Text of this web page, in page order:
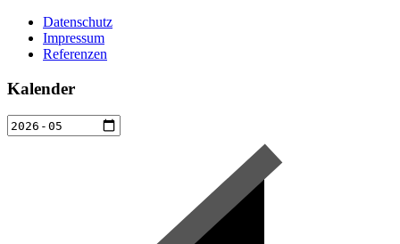
Datenschutz
Impressum
Referenzen
Kalender